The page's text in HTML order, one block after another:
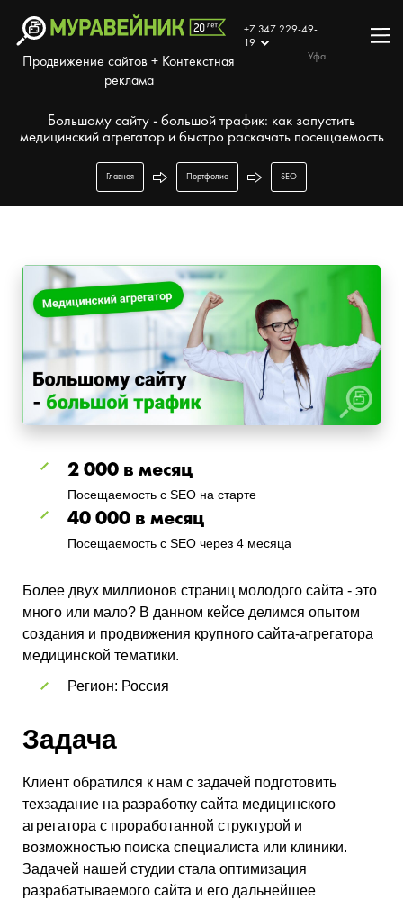
Продвижение сайтов + Контекстная
реклама
+7 347 229-49-
19
Уфа
Большому сайту - большой трафик: как запустить
медицинский агрегатор и быстро раскачать посещаемость
Главная Портфолио SEO
2 000 в месяц
Посещаемость с SEO на старте
40 000 в месяц
Посещаемость с SEO через 4 месяца
Более двух миллионов страниц молодого сайта - это
много или мало? В данном кейсе делимся опытом
создания и продвижения крупного сайта-агрегатора
медицинской тематики.
Регион: Россия
Задача
Клиент обратился к нам с задачей подготовить
техзадание на разработку сайта медицинского
агрегатора с проработанной структурой и
возможностью поиска специалиста или клиники.
Задачей нашей студии стала оптимизация
разрабатываемого сайта и его дальнейшее